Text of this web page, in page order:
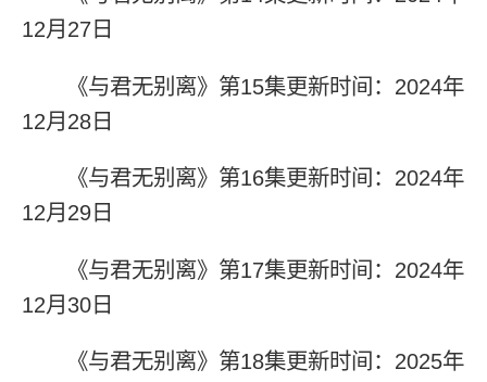
12月27日
《与君无别离》第15集更新时间：2024年
12月28日
《与君无别离》第16集更新时间：2024年
12月29日
《与君无别离》第17集更新时间：2024年
12月30日
《与君无别离》第18集更新时间：2025年